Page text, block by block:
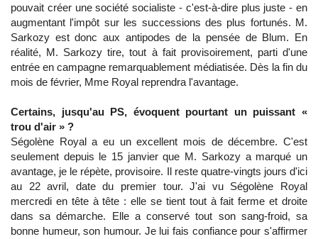
pouvait créer une société socialiste - c'est-à-dire plus juste - en
augmentant l'impôt sur les successions des plus fortunés. M.
Sarkozy est donc aux antipodes de la pensée de Blum. En
réalité, M. Sarkozy tire, tout à fait provisoirement, parti d'une
entrée en campagne remarquablement médiatisée. Dès la fin du
mois de février, Mme Royal reprendra l'avantage.
Certains, jusqu'au PS, évoquent pourtant un puissant «
trou d'air » ?
Ségolène Royal a eu un excellent mois de décembre. C'est
seulement depuis le 15 janvier que M. Sarkozy a marqué un
avantage, je le répète, provisoire. Il reste quatre-vingts jours d'ici
au 22 avril, date du premier tour. J'ai vu Ségolène Royal
mercredi en tête à tête : elle se tient tout à fait ferme et droite
dans sa démarche. Elle a conservé tout son sang-froid, sa
bonne humeur, son humour. Je lui fais confiance pour s'affirmer